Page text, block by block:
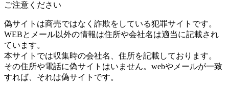
ご注意ください
偽サイトは商売ではなく詐欺をしている犯罪サイトです。
WEBとメール以外の情報は住所や会社名は適当に記載され
ています。
本サイトでは収集時の会社名、住所を記載しております。
その住所や電話に偽サイトはいません。webやメールが一致
すれば、それは偽サイトです。